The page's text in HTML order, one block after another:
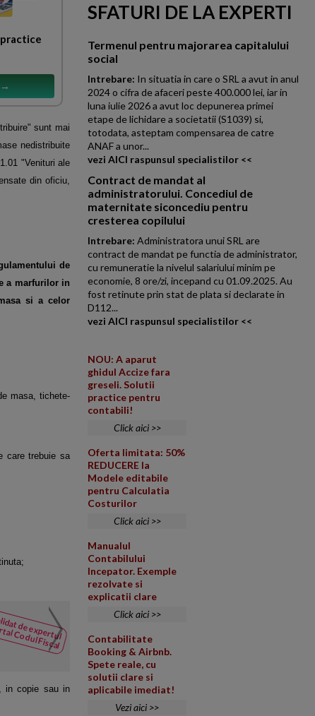
→
sunt mai
nedistribuite
"Venituri ale
din oficiu,
de
a marfurilor in
si a celor
masa, tichete-
care trebuie sa
de expertul
Codul Fiscal
din Codul
Fiscal
in copie sau in
SFATURI DE LA EXPERTI
Termenul pentru majorarea capitalului
social
Intrebare: In situatia in care o SRL a avut in anul
2024 o cifra de afaceri peste 400.000 lei, iar in
luna iulie 2026 a avut loc depunerea primei
etape de lichidare a societatii (S1039) si,
totodata, asteptam compensarea de catre
ANAF a unor...
vezi AICI raspunsul specialistilor <<
Contract de mandat al
administratorului. Concediul de
maternitate siconcediu pentru
cresterea copilului
Intrebare: Administratora unui SRL are
contract de mandat pe functia de administrator,
cu remuneratie la nivelul salariului minim pe
economie, 8 ore/zi, incepand cu 01.09.2025. Au
fost retinute prin stat de plata si declarate in
D112...
vezi AICI raspunsul specialistilor <<
NOU: A aparut
ghidul Accize fara
greseli. Solutii
practice pentru
contabili!
Click aici >>
Oferta limitata: 50%
REDUCERE la
Modele editabile
pentru Calculatia
Costurilor
Click aici >>
Manualul
Contabilului
Incepator. Exemple
rezolvate si
explicatii clare
Click aici >>
Contabilitate
Booking & Airbnb.
Spete reale, cu
solutii clare si
aplicabile imediat!
Vezi aici >>